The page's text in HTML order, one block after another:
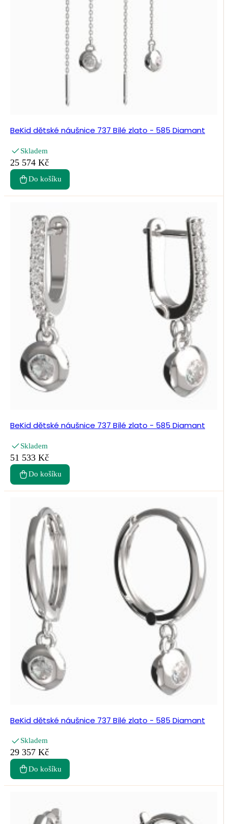
BeKid dětské náušnice 737 Bílé zlato - 585 Diamant
Skladem
25 574 Kč
Do košíku
BeKid dětské náušnice 737 Bílé zlato - 585 Diamant
Skladem
51 533 Kč
Do košíku
BeKid dětské náušnice 737 Bílé zlato - 585 Diamant
Skladem
29 357 Kč
Do košíku